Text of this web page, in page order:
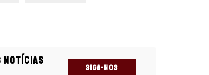
notícias
SIGA-NOS